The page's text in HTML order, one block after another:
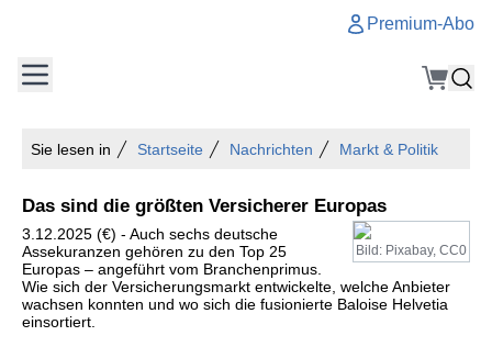
Premium-Abo
Sie lesen in Startseite Nachrichten Markt & Politik
Das sind die größten Versicherer Europas
Bild: Pixabay, CC0
3.12.2025 (€) - Auch sechs deutsche
Assekuranzen gehören zu den Top 25
Europas – angeführt vom Branchenprimus.
Wie sich der Versicherungsmarkt entwickelte, welche Anbieter
wachsen konnten und wo sich die fusionierte Baloise Helvetia
einsortiert.